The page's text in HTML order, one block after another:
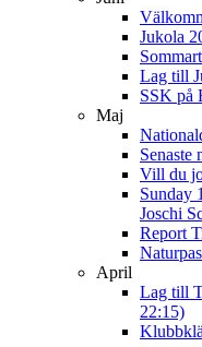
Jukola
Lag till
SSK på
Maj
Senaste
Vill du
Sunday
Joschi
Report
April
Lag till
22:15)